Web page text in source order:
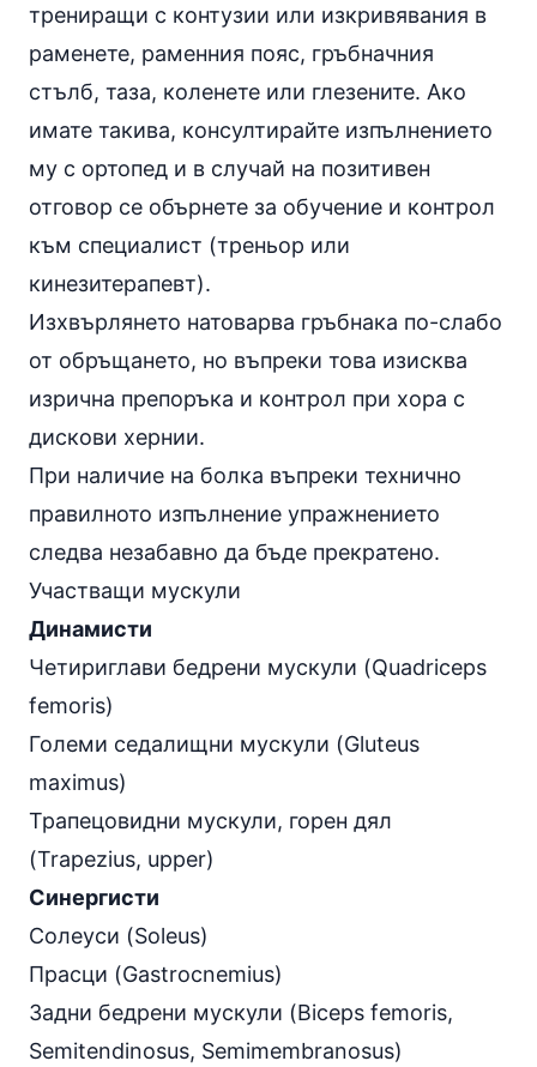
трениращи с контузии или изкривявания в
раменете, раменния пояс, гръбначния
стълб, таза, коленете или глезените. Ако
имате такива, консултирайте изпълнението
му с ортопед и в случай на позитивен
отговор се обърнете за обучение и контрол
към специалист (треньор или
кинезитерапевт).
Изхвърлянето натоварва гръбнака по-слабо
от обръщането, но въпреки това изисква
изрична препоръка и контрол при хора с
дискови хернии.
При наличие на болка въпреки технично
правилното изпълнение упражнението
следва незабавно да бъде прекратено.
Участващи мускули
Динамисти
Четириглави бедрени мускули (Quadriceps
femoris)
Големи седалищни мускули (Gluteus
maximus)
Трапецовидни мускули, горен дял
(Trapezius, upper)
Синергисти
Солеуси (Soleus)
Прасци (Gastrocnemius)
Задни бедрени мускули (Biceps femoris,
Semitendinosus, Semimembranosus)